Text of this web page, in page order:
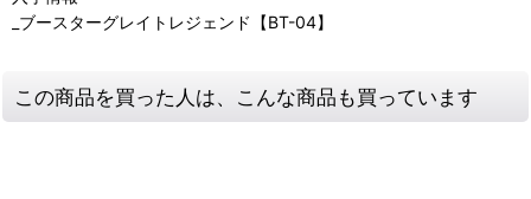
_ブースターグレイトレジェンド【BT-04】
この商品を買った人は、こんな商品も買っています